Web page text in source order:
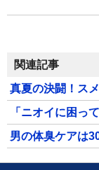
関連記事
真夏の決闘！ス
「ニオイに困っ
男の体臭ケアは